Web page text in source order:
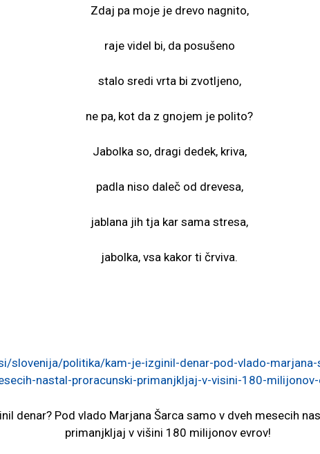
Zdaj pa moje je drevo nagnito,
raje videl bi, da posušeno
stalo sredi vrta bi zvotljeno,
ne pa, kot da z gnojem je polito?
Jabolka so, dragi dedek, kriva,
padla niso daleč od drevesa,
jablana jih tja kar sama stresa,
jabolka, vsa kakor ti črviva.
slovenija/politika/kam-je-izginil-denar-pod-vlado-marjana-
nastal-proracunski-primanjkljaj-v-visini-180-
denar? Pod vlado Marjana Šarca samo v dveh mesecih
primanjkljaj v višini 180 milijonov evrov!